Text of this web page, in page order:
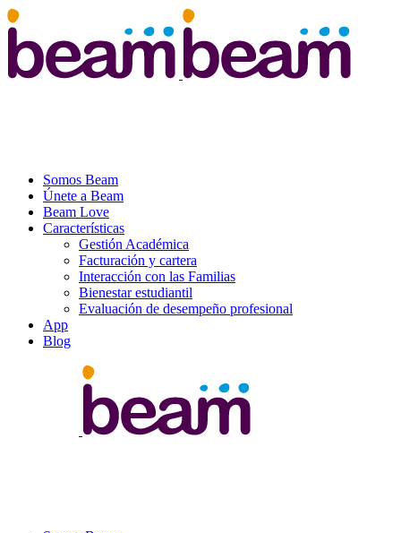
Somos Beam
Únete a Beam
Beam Love
Características
Gestión Académica
Facturación y cartera
Interacción con las Familias
Bienestar estudiantil
Evaluación de desempeño profesional
App
Blog